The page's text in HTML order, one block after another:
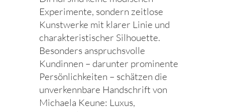
Experimente, sondern zeitlose
Kunstwerke mit klarer Linie und
charakteristischer Silhouette.
Besonders anspruchsvolle
Kundinnen – darunter prominente
Persönlichkeiten – schätzen die
unverkennbare Handschrift von
Michaela Keune: Luxus,